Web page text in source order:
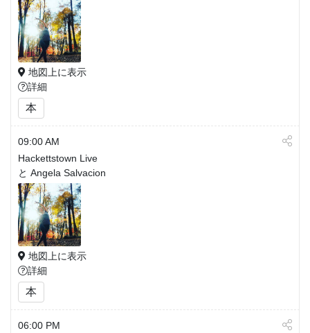
地図上に表示
詳細
本
09:00 AM
Hackettstown Live
と Angela Salvacion
地図上に表示
詳細
本
06:00 PM